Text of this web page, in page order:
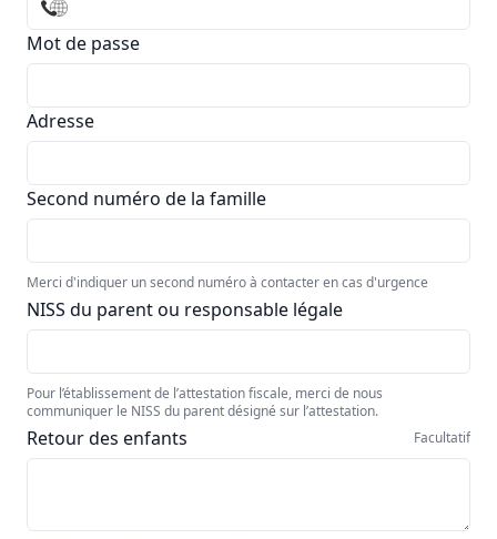
Mot de passe
Adresse
Second numéro de la famille
Merci d'indiquer un second numéro à contacter en cas d'urgence
NISS du parent ou responsable légale
Pour l’établissement de l’attestation fiscale, merci de nous
communiquer le NISS du parent désigné sur l’attestation.
Retour des enfants Facultatif